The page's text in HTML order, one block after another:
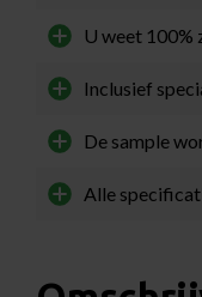
U weet 100%
Inclusief
De sample
Alle